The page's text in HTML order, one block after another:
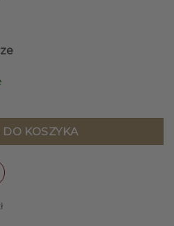
wyjątkowy design,
KOSZYKA